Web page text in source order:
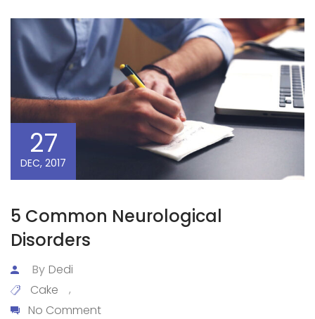
27
DEC, 2017
5 Common Neurological
Disorders
By Dedi
Cake
,
No Comment